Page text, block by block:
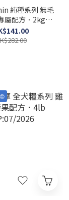
純種系列 無毛
屬配方．2kg
2026